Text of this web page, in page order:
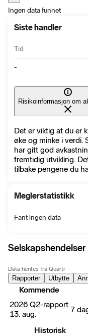
Ingen data funnet
Siste handler
Tid
-
Risikoinformasjon om
Det er viktig at du er
øke og minke i verdi.
har gitt god
fremtidig utvikling.
tilbake pengene du
Meglerstatistikk
Fant ingen data
Selskapshendelser
Data hentes fra Quartr
Rapporter Utbytte
Kommende
2026 Q2-rapport
13. aug.
7
Historisk